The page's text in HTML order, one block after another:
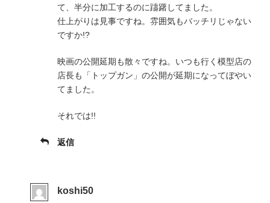
て、半分に加工するのに躊躇してました。
仕上がりは見事ですね。雰囲気もバッチリじゃない
ですか!?
映画の公開延期も散々ですね。いつも行く模型店の
店長も「トップガン」の公開が延期になってぼやい
てました。
それでは!!
返信
koshi50